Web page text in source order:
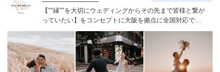
手数料はお客様でご負担頂きます様、宜しくお願い致し
ます。
当日を越えてのお支払いも受付致します。その場
【""縁""を大切にウェディングからその先まで皆様と繋が
っていたい】をコンセプトに大阪を拠点に全国対応で活
動しています。【キャンセル規定】予約確定後~45日前:5
万円 (申込金にて相殺)44日前~15日前:プラン料金の
50%14日前~4日前:プラン料金の80%
3日前~当日:プラン
料金の100%